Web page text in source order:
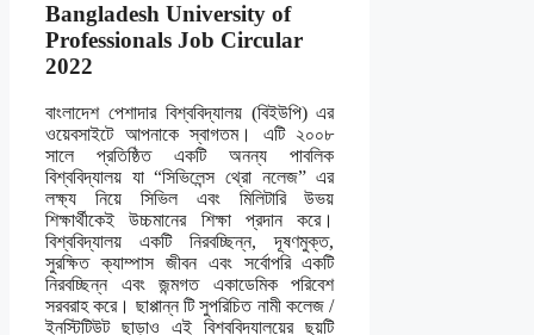
Bangladesh University of
Professionals Job Circular
2022
বাংলাদেশ পেশাদার বিশ্ববিদ্যালয় (বিইউপি) এর
ওয়েবসাইটে আপনাকে স্বাগতম। এটি ২০০৮
সালে প্রতিষ্ঠিত একটি অনন্য পাবলিক
বিশ্ববিদ্যালয় যা “সিভিলেন্স থ্রো নলেজ” এর
লক্ষ্য নিয়ে সিভিল এবং মিলিটারি উভয়
শিক্ষার্থীকেই উচ্চমানের শিক্ষা প্রদান করে।
বিশ্ববিদ্যালয় একটি নিরবচ্ছিন্ন, দূষণমুক্ত,
সুরক্ষিত ক্যাম্পাস জীবন এবং সর্বোপরি একটি
নিরবচ্ছিন্ন এবং জন্মগত একাডেমিক পরিবেশ
সরবরাহ করে। ছাপ্পান্ন টি সুপরিচিত নামী কলেজ /
ইনস্টিটিউট ছাড়াও এই বিশ্ববিদ্যালয়ের ছয়টি